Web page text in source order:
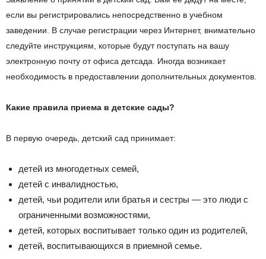
если вы регистрировались непосредственно в учебном
заведении. В случае регистрации через Интернет, внимательно
следуйте инструкциям, которые будут поступать на вашу
электронную почту от офиса детсада. Иногда возникает
необходимость в предоставлении дополнительных документов.
Какие правила приема в детские сады?
В первую очередь, детский сад принимает:
детей из многодетных семей,
детей с инвалидностью,
детей, чьи родители или братья и сестры — это люди с
ограниченными возможностями,
детей, которых воспитывает только один из родителей,
детей, воспитывающихся в приемной семье.